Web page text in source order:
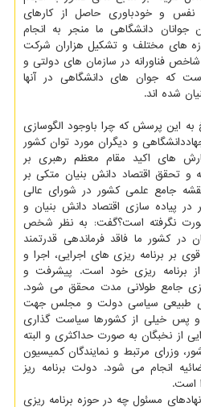
نفس و خودباوری حاصل از کارهای
دانشگاهی ما منجر به انجام
های مختلف و تشکیل هزاران شرکت
شاخص فناورانه در سازمان های دولتی و
که جوان های دانشگاهی در آنها
شده اند.
این پرسش که چرا باوجود الگوسازی
و دیگران مورد توان کشور
های اکید مقام معظم رهبری بر
و تحقق اقتصاد دانش بنیان متکی بر
جامع علمی کشور در شورای عالی
در پیاده سازی اقتصاد دانش بنیان و
نگرفته است؟گفت: به نظر شخص
در کشور ما فاقد فرماندهی قدرتمند
بر برنامه ریزی های اجرایی، اجرا و
برنامه ریزی خود است. پیشرفت و
جامع طولانی مدت محقق می شود.
طبیعی سیاسی دولت و مجلس جهت
و پس خیلی از کشورها سیاست گذاری
از نخبگان به صورت حداکثری و البته
وزرای مرتبط و نمایندگان کمیسیون
انجام می شود. دولت برنامه ریز
است.
مسئول چه در حوزه برنامه ریزی